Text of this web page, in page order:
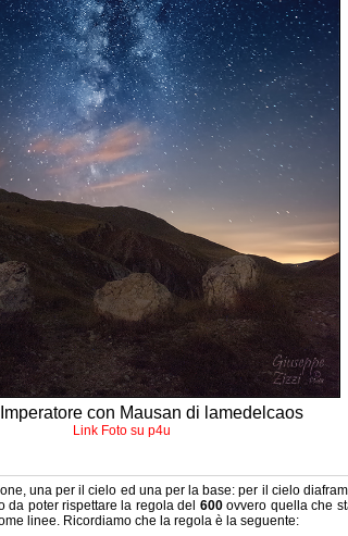
con Mausan di lamedelcaos
Link Foto su p4u
una per il cielo ed una per la base: per il cielo
da poter rispettare la regola del 600ovvero quella che
linee. Ricordiamo che la regola è la seguente: